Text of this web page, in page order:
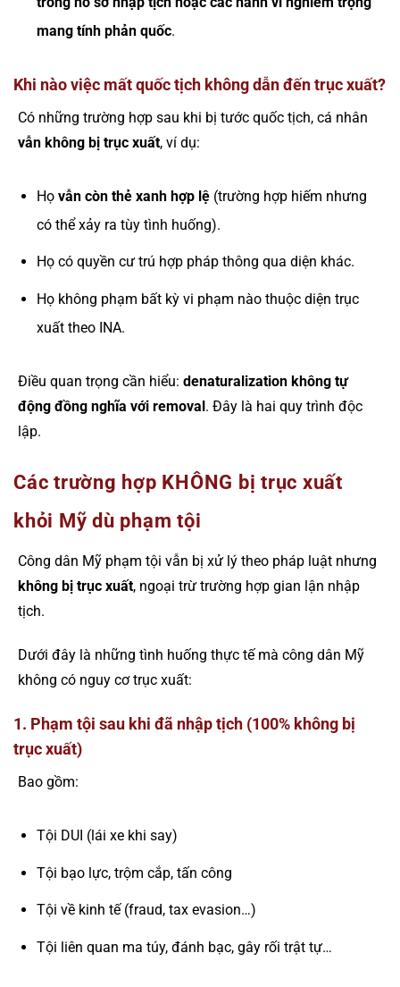
mang tính phản quốc.
Khi nào việc mất quốc tịch không dẫn đến trục xuất?
Có những trường hợp sau khi bị tước quốc tịch, cá nhân
vẫn không bị trục xuất, ví dụ:
Họ vẫn còn thẻ xanh hợp lệ(trường hợp hiếm nhưng
có thể xảy ra tùy tình huống).
Họ có quyền cư trú hợp pháp thông qua diện khác.
Họ không phạm bất kỳ vi phạm nào thuộc diện trục
xuất theo INA.
Điều quan trọng cần hiểu: denaturalization không tự
động đồng nghĩa với removal. Đây là hai quy trình độc
lập.
Các trường hợp KHÔNG bị trục xuất
khỏi Mỹ dù phạm tội
Công dân Mỹ phạm tội vẫn bị xử lý theo pháp luật nhưng
không bị trục xuất, ngoại trừ trường hợp gian lận nhập
tịch.
Dưới đây là những tình huống thực tế mà công dân Mỹ
không có nguy cơ trục xuất:
1. Phạm tội sau khi đã nhập tịch (100% không bị
trục xuất)
Bao gồm:
Tội DUI (lái xe khi say)
Tội bạo lực, trộm cắp, tấn công
Tội về kinh tế (fraud, tax evasion…)
Tội liên quan ma túy, đánh bạc, gây rối trật tự…